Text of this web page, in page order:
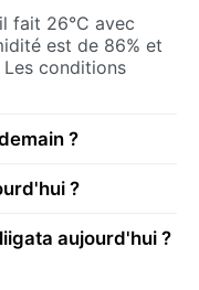
fait 26°C avec
est de 86% et
conditions
?
?
aujourd'hui ?